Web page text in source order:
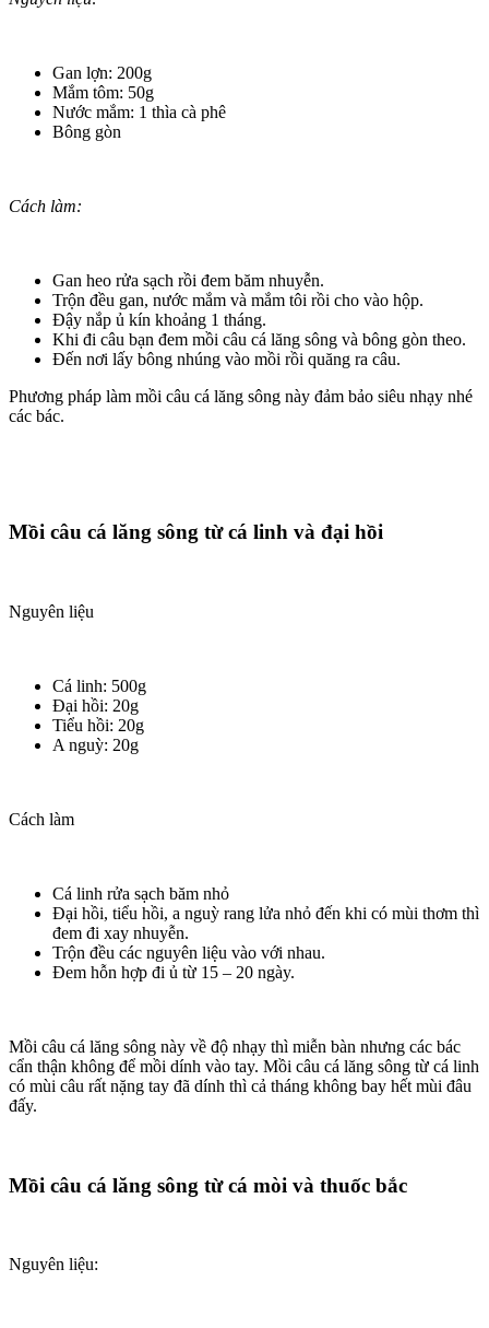
Gan lợn: 200g
Mắm tôm: 50g
Nước mắm: 1 thìa cà phê
Bông gòn
Cách làm:
Gan heo rửa sạch rồi đem băm nhuyễn.
Trộn đều gan, nước mắm và mắm tôi rồi cho vào hộp.
Đậy nắp ủ kín khoảng 1 tháng.
Khi đi câu bạn đem mồi câu cá lăng sông và bông gòn theo.
Đến nơi lấy bông nhúng vào mồi rồi quăng ra câu.
Phương pháp làm mồi câu cá lăng sông này đảm bảo siêu nhạy nhé
các bác.
Mồi câu cá lăng sông từ cá linh và đại hồi
Nguyên liệu
Cá linh: 500g
Đại hồi: 20g
Tiểu hồi: 20g
A nguỳ: 20g
Cách làm
Cá linh rửa sạch băm nhỏ
Đại hồi, tiểu hồi, a nguỳ rang lửa nhỏ đến khi có mùi thơm thì
đem đi xay nhuyễn.
Trộn đều các nguyên liệu vào với nhau.
Đem hỗn hợp đi ủ từ 15 – 20 ngày.
Mồi câu cá lăng sông này về độ nhạy thì miễn bàn nhưng các bác
cẩn thận không để mồi dính vào tay. Mồi câu cá lăng sông từ cá linh
có mùi câu rất nặng tay đã dính thì cả tháng không bay hết mùi đâu
đấy.
Mồi câu cá lăng sông từ cá mòi và thuốc bắc
Nguyên liệu: